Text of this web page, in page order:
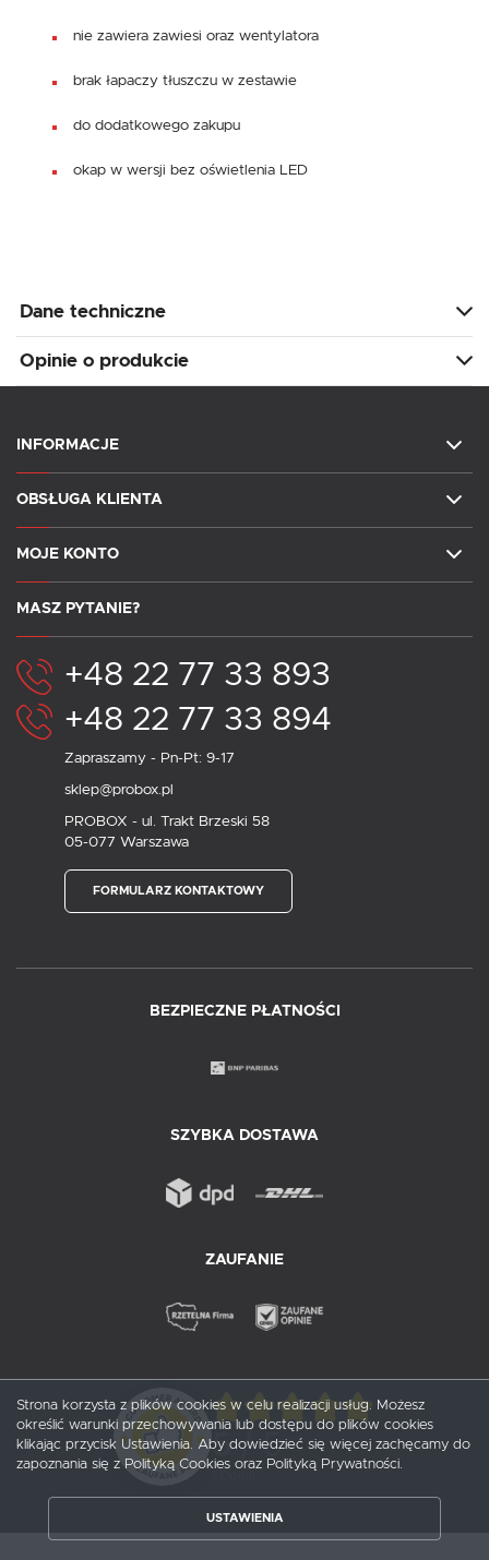
nie zawiera zawiesi oraz wentylatora
brak łapaczy tłuszczu w zestawie
do dodatkowego zakupu
okap w wersji bez oświetlenia LED
Dane techniczne
Opinie o produkcie
INFORMACJE
OBSŁUGA KLIENTA
MOJE KONTO
MASZ PYTANIE?
+48 22 77 33 893
+48 22 77 33 894
Zapraszamy - Pn-Pt: 9-17
sklep@probox.pl
PROBOX - ul. Trakt Brzeski 58
05-077 Warszawa
FORMULARZ KONTAKTOWY
BEZPIECZNE PŁATNOŚCI
SZYBKA DOSTAWA
ZAUFANIE
5/ 5
Strona korzysta z plików cookies w celu realizacji usług. Możesz
określić warunki przechowywania lub dostępu do plików cookies
klikając przycisk Ustawienia. Aby dowiedzieć się więcej zachęcamy do
zapoznania się z Polityką Cookies oraz Polityką Prywatności.
USTAWIENIA